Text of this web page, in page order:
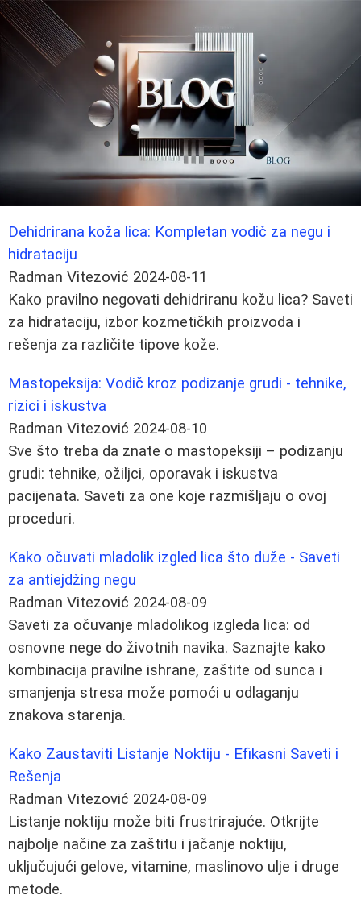
Dehidrirana koža lica: Kompletan vodič za negu i
hidrataciju
Radman Vitezović 2024-08-11
Kako pravilno negovati dehidriranu kožu lica? Saveti
za hidrataciju, izbor kozmetičkih proizvoda i
rešenja za različite tipove kože.
Mastopeksija: Vodič kroz podizanje grudi - tehnike,
rizici i iskustva
Radman Vitezović 2024-08-10
Sve što treba da znate o mastopeksiji – podizanju
grudi: tehnike, ožiljci, oporavak i iskustva
pacijenata. Saveti za one koje razmišljaju o ovoj
proceduri.
Kako očuvati mladolik izgled lica što duže - Saveti
za antiejdžing negu
Radman Vitezović 2024-08-09
Saveti za očuvanje mladolikog izgleda lica: od
osnovne nege do životnih navika. Saznajte kako
kombinacija pravilne ishrane, zaštite od sunca i
smanjenja stresa može pomoći u odlaganju
znakova starenja.
Kako Zaustaviti Listanje Noktiju - Efikasni Saveti i
Rešenja
Radman Vitezović 2024-08-09
Listanje noktiju može biti frustrirajuće. Otkrijte
najbolje načine za zaštitu i jačanje noktiju,
uključujući gelove, vitamine, maslinovo ulje i druge
metode.